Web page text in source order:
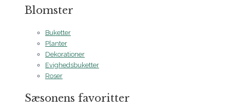
Blomster
Buketter
Planter
Dekorationer
Evighedsbuketter
Roser
Sæsonens favoritter